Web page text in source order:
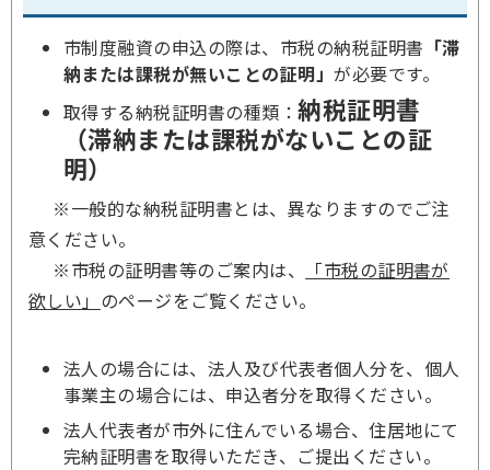
市制度融資の申込の際は、市税の納税証明書 「滞
納または課税が無いことの証明」が必要です。
取得する納税証明書の種類：納税証明書
（滞納または課税がないことの証
明）
※一般的な納税証明書とは、異なりますのでご注
意ください。
※市税の証明書等のご案内は、
「市税の証明書が
欲しい」 のページをご覧ください。
法人の場合には、法人及び代表者個人分を、個人
事業主の場合には、申込者分を取得ください。
法人代表者が市外に住んでいる場合、住居地にて
完納証明書を取得いただき、ご提出ください。